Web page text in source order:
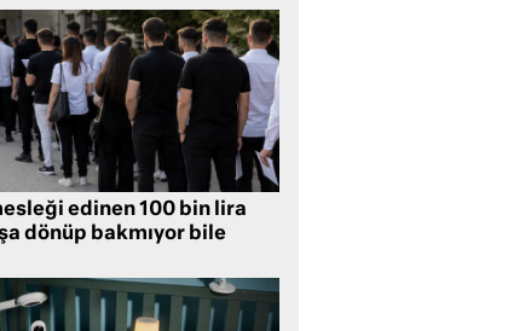
edinen 100 bin lira
dönüp bakmıyor bile